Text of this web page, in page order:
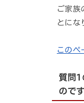
ご家族
とにな
このペ
質問1
ので